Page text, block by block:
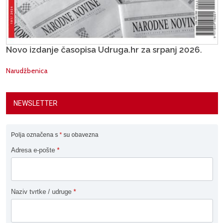
Novo izdanje časopisa Udruga.hr za srpanj 2026.
Narudžbenica
NEWSLETTER
Polja označena s * su obavezna
Adresa e-pošte *
Naziv tvrtke / udruge *